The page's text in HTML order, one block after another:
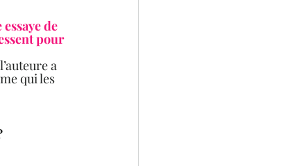
de
pour
a
qui les